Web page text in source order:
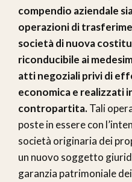
compendio aziendale
operazioni di
società di nuova
riconducibile ai
atti negoziali privi di
economica e realizzati
contropartita.Tali
poste in essere con
società originaria dei
un nuovo soggetto
garanzia patrimoniale